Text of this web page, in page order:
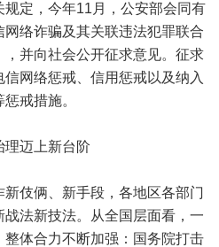
定，今年11月，公安部会同有
络诈骗及其关联违法犯罪联合
并向社会公开征求意见。征求
网络惩戒、信用惩戒以及纳入
戒措施。
理迈上新台阶
伎俩、新手段，各地区各部门
法新技法。从全国层面看，一
体合力不断加强：国务院打击